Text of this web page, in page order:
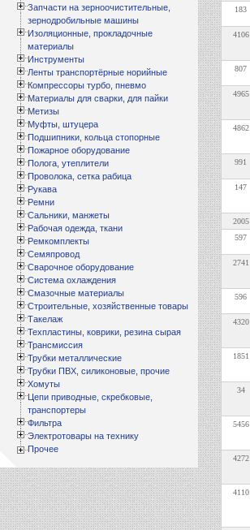
Запчасти на зерноочистительные,
зернодробильные машины
Изоляционные, прокладочные
материалы
Инструменты
Ленты транспортёрные норийные
Компрессоры турбо, пневмо
Материалы для сварки, для пайки
Метизы
Муфты, штуцера
Подшипники, кольца стопорные
Пожарное оборудование
Полога, утеплители
Проволока, сетка рабица
Рукава
Ремни
Сальники, манжеты
Рабочая одежда, ткани
Ремкомплекты
Семяпровод
Сварочное оборудование
Система охлаждения
Смазочные материалы
Строительные, хозяйственные товары
Такелаж
Техпластины, коврики, резина сырая
Трансмиссия
Трубки металлические
Трубки ПВХ, силиконовые, прочие
Хомуты
Цепи приводные, скребковые,
транспортеры
Фильтра
Электротовары на технику
Прочее
183
4106
807
4965
4862
991
147
2005
597
2741
596
4320
1851
34
5456
4272
4110